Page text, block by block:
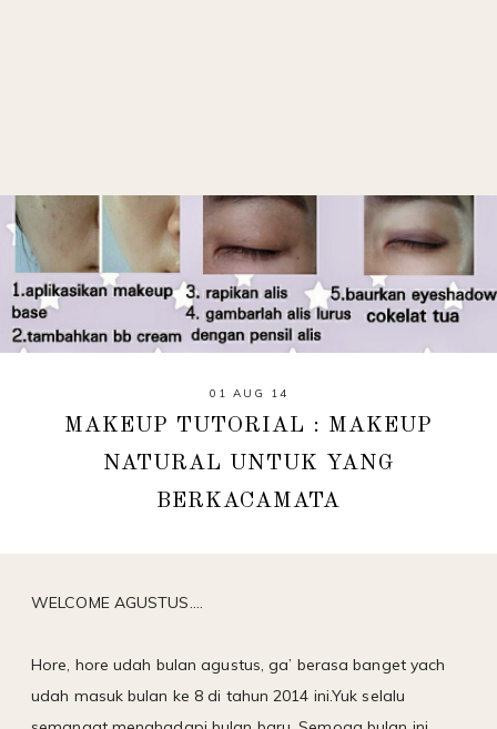
01 AUG 14
MAKEUP TUTORIAL : MAKEUP
NATURAL UNTUK YANG
BERKACAMATA
WELCOME AGUSTUS....
Hore, hore udah bulan agustus, ga’ berasa banget yach
udah masuk bulan ke 8 di tahun 2014 ini.Yuk selalu